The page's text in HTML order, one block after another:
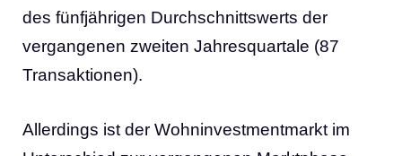
des fünfjährigen Durchschnittswerts der
vergangenen zweiten Jahresquartale (87
Transaktionen).
Allerdings ist der Wohninvestmentmarkt im